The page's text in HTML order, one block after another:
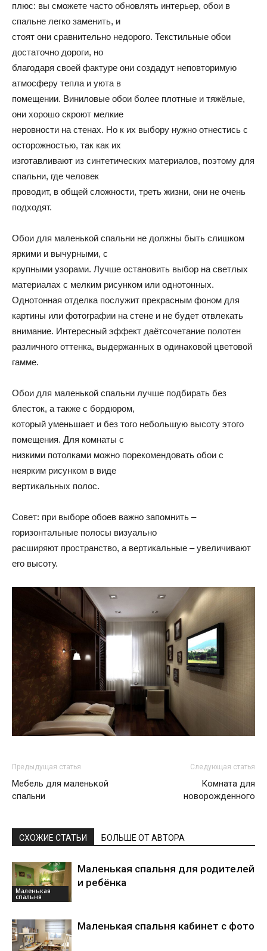
о
дизайне
плюс: вы сможете часто обновлять интерьер, обои в
спальне легко заменить, и
стоят они сравнительно недорого. Текстильные обои
достаточно дороги, но
благодаря своей фактуре они создадут неповторимую
атмосферу тепла и уюта в
помещении. Виниловые обои более плотные и тяжёлые,
они хорошо скроют мелкие
неровности на стенах. Но к их выбору нужно отнестись с
осторожностью, так как их
изготавливают из синтетических материалов, поэтому для
спальни, где человек
проводит, в общей сложности, треть жизни, они не очень
подходят.
Обои для маленькой спальни не должны быть слишком
яркими и вычурными, с
крупными узорами. Лучше остановить выбор на светлых
материалах с мелким рисунком или однотонных.
Однотонная отделка послужит прекрасным фоном для
картины или фотографии на стене и не будет отвлекать
внимание. Интересный эффект даётсочетание полотен
различного оттенка, выдержанных в одинаковой цветовой
гамме.
Обои для маленькой спальни лучше подбирать без
блесток, а также с бордюром,
который уменьшает и без того небольшую высоту этого
помещения. Для комнаты с
низкими потолками можно порекомендовать обои с
неярким рисунком в виде
вертикальных полос.
Совет: при выборе обоев важно запомнить –
горизонтальные полосы визуально
расширяют пространство, а вертикальные – увеличивают
его высоту.
Предыдущая статья
Мебель для маленькой
спальни
Следующая статья
Комната для
новорожденного
СХОЖИЕ СТАТЬИ БОЛЬШЕ ОТ АВТОРА
Маленькая
спальня
Маленькая спальня для родителей
и ребёнка
Маленькая спальня кабинет с фото